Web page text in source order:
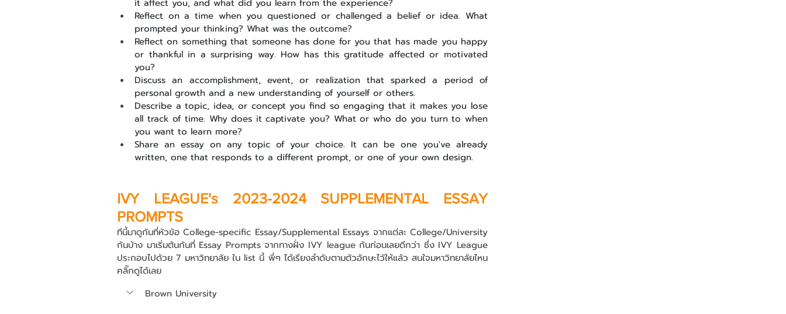
it affect you, and what did you learn from the experience?
Reflect on a time when you questioned or challenged a belief or idea. What
prompted your thinking? What was the outcome?
Reflect on something that someone has done for you that has made you happy
or thankful in a surprising way. How has this gratitude affected or motivated
you?
Discuss an accomplishment, event, or realization that sparked a period of
personal growth and a new understanding of yourself or others.
Describe a topic, idea, or concept you find so engaging that it makes you lose
all track of time. Why does it captivate you? What or who do you turn to when
you want to learn more?
Share an essay on any topic of your choice. It can be one you've already
written, one that responds to a different prompt, or one of your own design.
IVY LEAGUE's 2023-2024 SUPPLEMENTAL ESSAY
PROMPTS
ทีนี้มาดูกันที่หัวข้อ College-specific Essay/Supplemental Essays จากแต่ละ College/University
กันบ้าง มาเริ่มต้นกันที่ Essay Prompts จากทางฝั่ง IVY league กันก่อนเลยดีกว่า ซึ่ง IVY League
ประกอบไปด้วย 7 มหาวิทยาลัย ใน list นี้ พี่ๆ ได้เรียงลำดับตามตัวอักษะไว้ให้แล้ว สนใจมหาวิทยาลัยไหน
คลิ๊กดูได้เลย
Brown University